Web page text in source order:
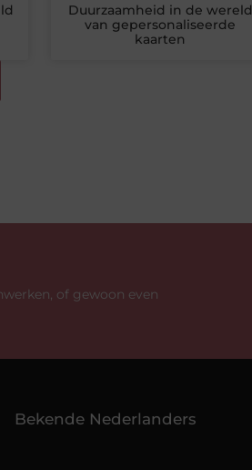
Duurzaamheid in de wereld
van gepersonaliseerde
kaarten
of gewoon even
Bekende Nederlanders